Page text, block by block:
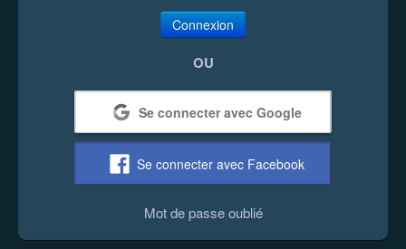
Connexion
OU
Se connecter avec Google
Se connecter avec Facebook
Mot de passe oublié